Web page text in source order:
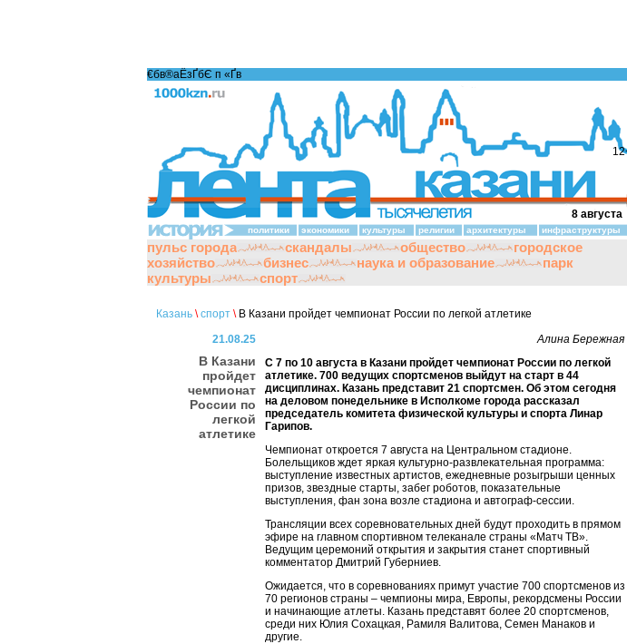
€бв®аЁзҐбЄ п «Ґ­в
8 августа
политики экономики культуры религии архитектуры инфраструктуры
пульс города скандалы общество
городское
хозяйство
бизнес наука и образование
парк
культуры
спорт
Казань \ спорт \В Казани пройдет чемпионат России по легкой атлетике
21.08.25
В Казани
пройдет
чемпионат
России по
легкой
атлетике
Алина Бережная
С 7 по 10 августа в Казани пройдет чемпионат России по легкой
атлетике. 700 ведущих спортсменов выйдут на старт в 44
дисциплинах. Казань представит 21 спортсмен. Об этом сегодня
на деловом понедельнике в Исполкоме города рассказал
председатель комитета физической культуры и спорта Линар
Гарипов.
Чемпионат откроется 7 августа на Центральном стадионе.
Болельщиков ждет яркая культурно-развлекательная программа:
выступление известных артистов, ежедневные розыгрыши ценных
призов, звездные старты, забег роботов, показательные
выступления, фан зона возле стадиона и автограф-сессии.
Трансляции всех соревновательных дней будут проходить в прямом
эфире на главном спортивном телеканале страны «Матч ТВ».
Ведущим церемоний открытия и закрытия станет спортивный
комментатор Дмитрий Губерниев.
Ожидается, что в соревнованиях примут участие 700 спортсменов из
70 регионов страны – чемпионы мира, Европы, рекордсмены России
и начинающие атлеты. Казань представят более 20 спортсменов,
среди них Юлия Сохацкая, Рамиля Валитова, Семен Манаков и
другие.